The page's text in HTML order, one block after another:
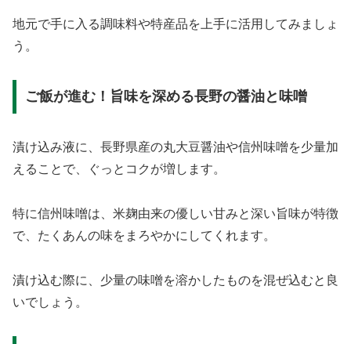
地元で手に入る調味料や特産品を上手に活用してみましょ
う。
ご飯が進む！旨味を深める長野の醤油と味噌
漬け込み液に、長野県産の丸大豆醤油や信州味噌を少量加
えることで、ぐっとコクが増します。
特に信州味噌は、米麹由来の優しい甘みと深い旨味が特徴
で、たくあんの味をまろやかにしてくれます。
漬け込む際に、少量の味噌を溶かしたものを混ぜ込むと良
いでしょう。